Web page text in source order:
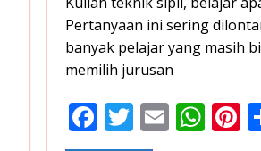
Pertanyaan ini sering
banyak pelajar yang masih
memilih jurusan
F T E W